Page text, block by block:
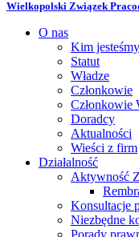
Wielkopolski Związek
O nas
Kim jesteśmy
Statut
Władze
Członkowie
Członkowie
Doradcy
Aktualności
Wieści z firm
Działalność
Aktywność
Konsultacje
Niezbędne
Porady